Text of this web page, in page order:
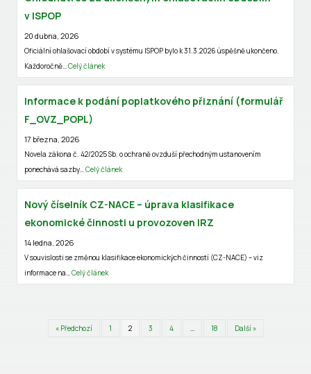
v ISPOP
20 dubna, 2026
Oficiální ohlašovací období v systému ISPOP bylo k 31.3.2026 úspěšně ukončeno.
Každoročně…Celý článek
Informace k podání poplatkového přiznání (formulář
F_OVZ_POPL)
17 března, 2026
Novela zákona č. 42/2025 Sb. o ochraně ovzduší přechodným ustanovením
ponechává sazby…Celý článek
Nový číselník CZ-NACE – úprava klasifikace
ekonomické činnosti u provozoven IRZ
14 ledna, 2026
V souvislosti se změnou klasifikace ekonomických činností (CZ-NACE) – viz
informace na…Celý článek
« Předchozí 1 2 3 4 … 18 Další »